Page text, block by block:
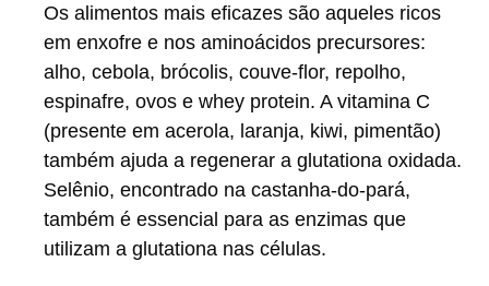
Os alimentos mais eficazes são aqueles ricos
em enxofre e nos aminoácidos precursores:
alho, cebola, brócolis, couve-flor, repolho,
espinafre, ovos e whey protein. A vitamina C
(presente em acerola, laranja, kiwi, pimentão)
também ajuda a regenerar a glutationa oxidada.
Selênio, encontrado na castanha-do-pará,
também é essencial para as enzimas que
utilizam a glutationa nas células.